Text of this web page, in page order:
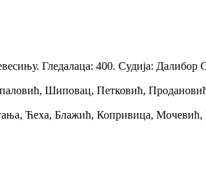
Гледалаца: 400. Судија:
Шиповац, Петковић,
Ћеха, Блажић, Копривица, Мочевић,